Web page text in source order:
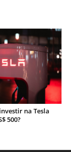
na Tesla
500?